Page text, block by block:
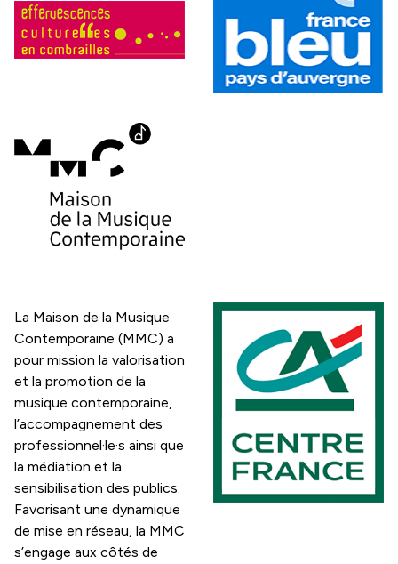
La Maison de la Musique
Contemporaine (MMC) a
pour mission la valorisation
et la promotion de la
musique contemporaine,
l’accompagnement des
professionnel·le·s ainsi que
la médiation et la
sensibilisation des publics.
Favorisant une dynamique
de mise en réseau, la MMC
s’engage aux côtés de